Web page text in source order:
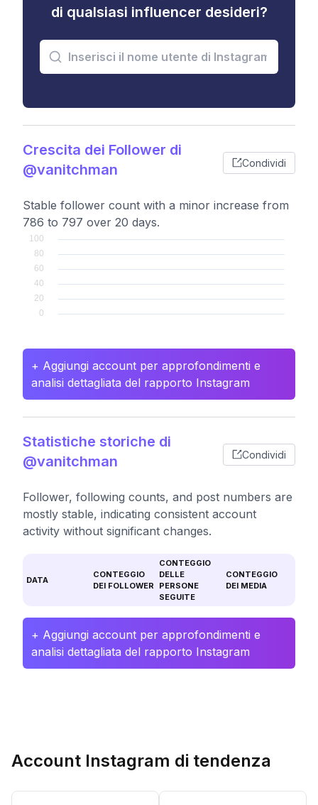
di qualsiasi influencer desideri?
Crescita dei Follower di
@vanitchman
Condividi
Stable follower count with a minor increase from
786 to 797 over 20 days.
+ Aggiungi account per approfondimenti e
analisi dettagliata del rapporto Instagram
Statistiche storiche di
@vanitchman
Condividi
Follower, following counts, and post numbers are
mostly stable, indicating consistent account
activity without significant changes.
DATA
CONTEGGIO
DEI FOLLOWER
CONTEGGIO
DELLE
PERSONE
SEGUITE
CONTEGGIO
DEI MEDIA
+ Aggiungi account per approfondimenti e
analisi dettagliata del rapporto Instagram
Account Instagram di tendenza